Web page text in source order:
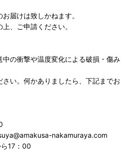
届けは致しかねます。
、ご申請ください。
の衝撃や温度変化による破損・傷み
い。何かありましたら、下記までお
nakamuraya.com
17：00